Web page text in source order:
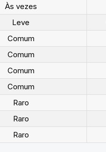
Às vezes
Leve
Comum
Comum
Comum
Comum
Raro
Raro
Raro